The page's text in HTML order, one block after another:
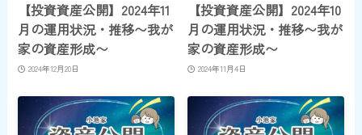
【投資資産公開】2024年11
月の運用状況・推移〜我が
家の資産形成〜
2024年12月20日
【投資資産公開】2024年10
月の運用状況・推移〜我が
家の資産形成〜
2024年11月4日